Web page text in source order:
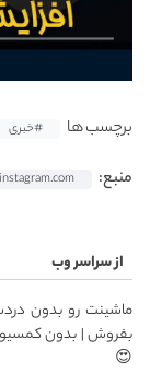
برچسب ها #خبری
منبع:
از سراسر وب
ماشینت رو بدون
بفروش | بدون
😍